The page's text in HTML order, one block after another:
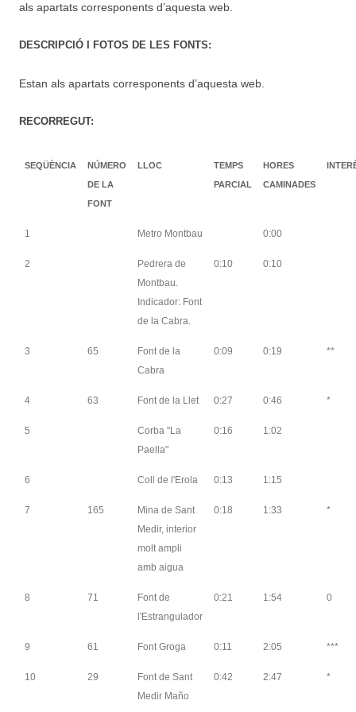
als apartats corresponents d’aquesta web.
DESCRIPCIÓ I FOTOS DE LES FONTS:
Estan als apartats corresponents d’aquesta web.
RECORREGUT:
SEQÜÈNCIA
NÚMERO
DE LA
FONT
LLOC
TEMPS
PARCIAL
HORES
CAMINADES
1 Metro Montbau 0:00
2
Pedrera de
Montbau.
Indicador: Font
de la Cabra.
0:10 0:10
3 65
Font de la
Cabra
0:09 0:19 **
4 63 Font de la Llet 0:27 0:46 *
5
Corba "La
Paella"
0:16 1:02
6 Coll de l'Erola 0:13 1:15
7 165
Mina de Sant
Medir, interior
molt ampli
amb aigua
0:18 1:33 *
8 71
Font de
l'Estrangulador
0:21 1:54 0
9 61 Font Groga 0:11 2:05 ***
10 29
Font de Sant
Medir Maño
0:42 2:47 *